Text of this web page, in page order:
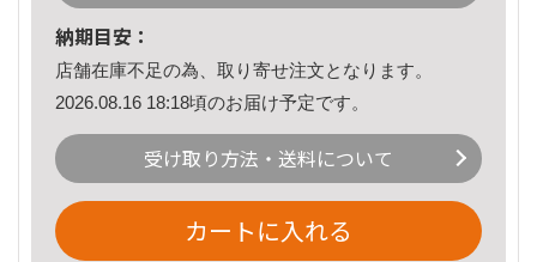
納期目安：
店舗在庫不足の為、取り寄せ注文となります。
2026.08.16 18:18頃のお届け予定です。
受け取り方法・送料について
カートに入れる